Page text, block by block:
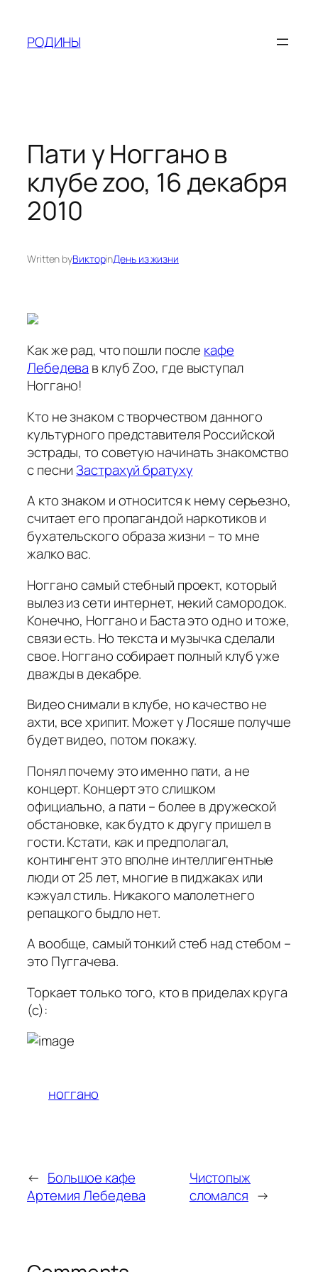
content
РОДИНЫ
Пати у Ноггано в
клубе zoo, 16 декабря
2010
Written byВикторinДень из жизни
Как же рад, что пошли после кафе
Лебедева в клуб Zoo, где выступал
Ноггано!
Кто не знаком с творчеством данного
культурного представителя Российской
эстрады, то советую начинать знакомство
с песниЗастрахуй братуху
А кто знаком и относится к нему серьезно,
считает его пропагандой наркотиков и
бухательского образа жизни – то мне
жалко вас.
Ноггано самый стебный проект, который
вылез из сети интернет, некий самородок.
Конечно, Ноггано и Баста это одно и тоже,
связи есть. Но текста и музычка сделали
свое. Ноггано собирает полный клуб уже
дважды в декабре.
Видео снимали в клубе, но качество не
ахти, все хрипит. Может у Лосяше получше
будет видео, потом покажу.
Понял почему это именно пати, а не
концерт. Концерт это слишком
официально, а пати – более в дружеской
обстановке, как будто к другу пришел в
гости. Кстати, как и предполагал,
контингент это вполне интеллигентные
люди от 25 лет, многие в пиджаках или
кэжуал стиль. Никакого малолетнего
репацкого быдло нет.
А вообще, самый тонкий стеб над стебом –
это Пуггачева.
Торкает только того, кто в приделах круга
(с):
ноггано
← Большое кафе
Артемия Лебедева
Чистопыж
сломался →